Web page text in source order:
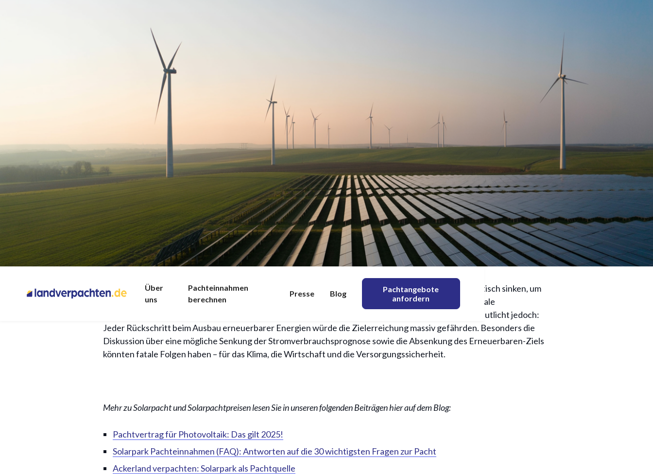
Über
uns
Pachteinnahmen
berechnen
Presse Blog
Pachtangebote
anfordern
Status Quo: Klimaziele Deutschland bis 2023
15/7/2025
Deutschland hat sich ehrgeizige Klimaziele gesetzt: Bis 2030 sollen die Treibhausgasemissionen drastisch sinken, um
den Pfad Richtung Klimaneutralität einzuschlagen. Eine neue Kurzstudie des Forums Ökologisch-Soziale
Marktwirtschaft (FÖS) im Auftrag des Bund für Umwelt und Naturschutz Deutschland (BUND) verdeutlicht jedoch:
Jeder Rückschritt beim Ausbau erneuerbarer Energien würde die Zielerreichung massiv gefährden. Besonders die
Diskussion über eine mögliche Senkung der Stromverbrauchsprognose sowie die Absenkung des Erneuerbaren-Ziels
könnten fatale Folgen haben – für das Klima, die Wirtschaft und die Versorgungssicherheit.
Mehr zu Solarpacht und Solarpachtpreisen lesen Sie in unseren folgenden Beiträgen hier auf dem Blog:
Pachtvertrag für Photovoltaik: Das gilt 2025!
Solarpark Pachteinnahmen (FAQ): Antworten auf die 30 wichtigsten Fragen zur Pacht
Ackerland verpachten: Solarpark als Pachtquelle